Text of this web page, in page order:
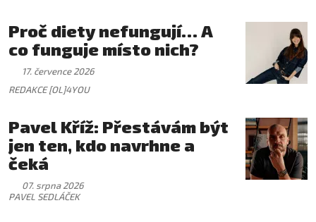
Proč diety nefungují… A
co funguje místo nich?
17. července 2026
REDAKCE [OL]4YOU
Pavel Kříž: Přestávám být
jen ten, kdo navrhne a
čeká
07. srpna 2026
PAVEL SEDLÁČEK